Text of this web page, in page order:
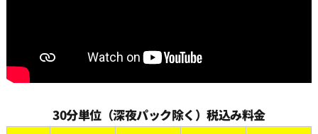
30分単位（深夜パック除く）税込み料金